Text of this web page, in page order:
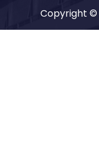
Copyright ©